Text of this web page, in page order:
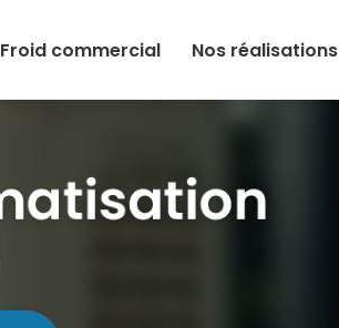
Froid commercial Nos réalisations
Climatisation
Ventilation